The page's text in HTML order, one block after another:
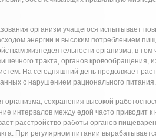
организм учащегося испытывает
энергии и высоким потреблением
жизнедеятельности организма, в
тракта, органов
На сегодняшний день продолжает
с нарушением рационального питания.
организма, сохранения высокой
интервалов между едой часто приводит
расстройство работы органов
При регулярном питании